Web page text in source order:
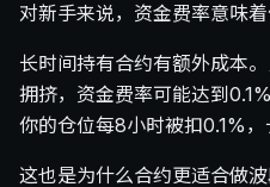
对新手来说，资金费率意味着
长时间持有合约有额外成本
拥挤，资金费率可能达到
你的仓位每8小时被扣0.1%，
这也是为什么合约更适合做波